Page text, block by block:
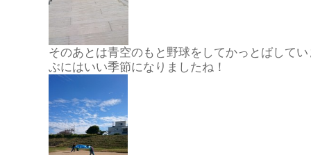
そのあとは青空のもと野球をしてかっとばして
ぶにはいい季節になりましたね！